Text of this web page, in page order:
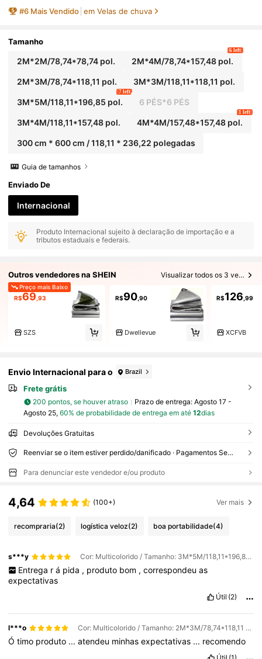
Móveis de Jardim, Telhados, Camping, Carro
#6 Mais Vendido em Velas de chuva
Tamanho
2M*2M/78,74*78,74 pol. 2M*4M/78,74*157,48 pol.
6 left
2M*3M/78,74*118,11 pol. 3M*3M/118,11*118,11 pol.
3M*5M/118,11*196,85 pol.
7 left
6 PÉS*6 PÉS
3M*4M/118,11*157,48 pol. 4M*4M/157,48*157,48 pol.
1 left
300 cm * 600 cm / 118,11 * 236,22 polegadas
Guia de tamanhos
Enviado De
Internacional
Produto Internacional sujeito à declaração de importação e a
tributos estaduais e federais.
Outros vendedores na SHEIN Visualizar todos os 3 vendedores
Preço mais Baixo
R$69 ,93
SZS
R$90,90
Dwellevue
R$126 ,99
XCFVB
Envio Internacional para o Brazil
Frete grátis
200 pontos, se houver atraso Prazo de entrega: Agosto 17 -
Agosto 25, 60% de probabilidade de entrega em até 12dias
Devoluções Gratuitas
Reenviar se o item estiver perdido/danificado · Pagamentos Seguros · Proteção de privacidade
Para denunciar este vendedor e/ou produto
4,64 (100+) Ver mais
recompraria(2) logística veloz(2) boa portabilidade(4)
s***y Cor: Multicolorido / Tamanho: 3M*5M/118,11*196,85 pol.
Entrega r á pida , produto bom , correspondeu as
expectativas
Útil (2)
l***o Cor: Multicolorido / Tamanho: 2M*3M/78,74*118,11 pol.
Ótimo produto ...atendeu minhasexpectativas ... recomendo